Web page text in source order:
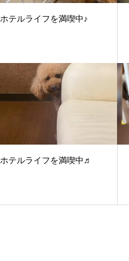
ホテルライフを満喫中♪
ホテルライフを満喫中♬